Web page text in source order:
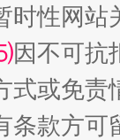
从幼
时性网
因不可抗
式或免责
条款方